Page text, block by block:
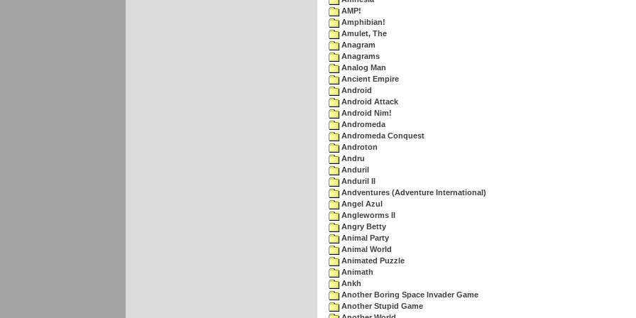
AMP!
Amphibian!
Amulet, The
Anagram
Anagrams
Analog Man
Ancient Empire
Android
Android Attack
Android Nim!
Andromeda
Andromeda Conquest
Androton
Andru
Anduril
Anduril II
Andventures (Adventure International)
Angel Azul
Angleworms II
Angry Betty
Animal Party
Animal World
Animated Puzzle
Animath
Ankh
Another Boring Space Invader Game
Another Stupid Game